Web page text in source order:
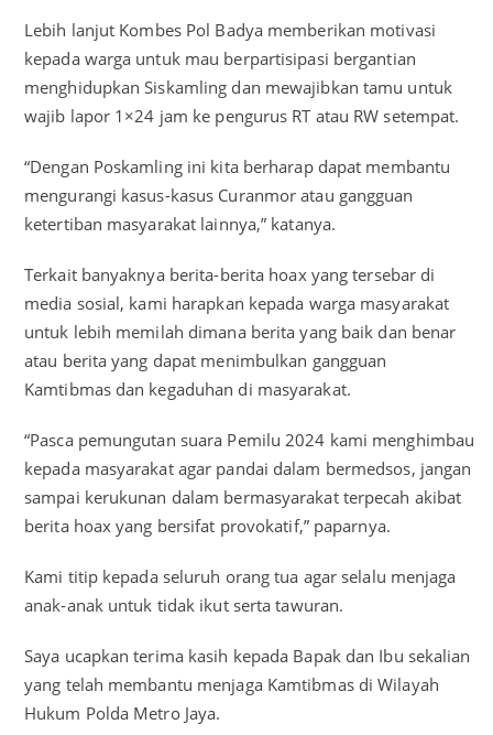
Lebih lanjut Kombes Pol Badya memberikan motivasi
kepada warga untuk mau berpartisipasi bergantian
menghidupkan Siskamling dan mewajibkan tamu untuk
wajib lapor 1×24 jam ke pengurus RT atau RW setempat.
“Dengan Poskamling ini kita berharap dapat membantu
mengurangi kasus-kasus Curanmor atau gangguan
ketertiban masyarakat lainnya,” katanya.
Terkait banyaknya berita-berita hoax yang tersebar di
media sosial, kami harapkan kepada warga masyarakat
untuk lebih memilah dimana berita yang baik dan benar
atau berita yang dapat menimbulkan gangguan
Kamtibmas dan kegaduhan di masyarakat.
“Pasca pemungutan suara Pemilu 2024 kami menghimbau
kepada masyarakat agar pandai dalam bermedsos, jangan
sampai kerukunan dalam bermasyarakat terpecah akibat
berita hoax yang bersifat provokatif,” paparnya.
Kami titip kepada seluruh orang tua agar selalu menjaga
anak-anak untuk tidak ikut serta tawuran.
Saya ucapkan terima kasih kepada Bapak dan Ibu sekalian
yang telah membantu menjaga Kamtibmas di Wilayah
Hukum Polda Metro Jaya.